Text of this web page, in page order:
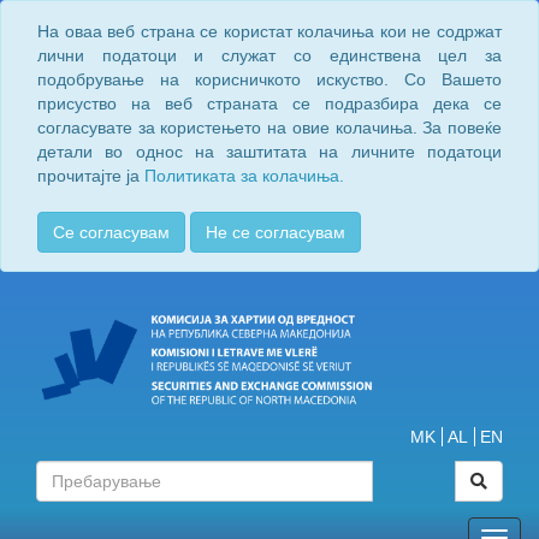
На оваа веб страна се користат колачиња кои не содржат
лични податоци и служат со единствена цел за
подобрување на корисничкото искуство. Со Вашето
присуство на веб страната се подразбира дека се
согласувате за користењето на овие колачиња. За повеќе
детали во однос на заштитата на личните податоци
прочитајте ја Политиката за колачиња.
Се согласувам Не се согласувам
MK AL EN